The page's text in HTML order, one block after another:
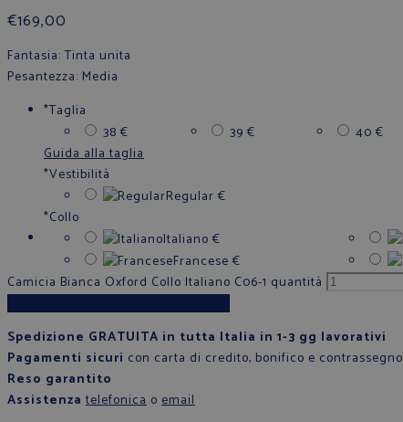
€169,00
Fantasia: Tinta unita
Pesantezza: Media
*Taglia
38 € 39 € 40 €
Guida alla taglia
*Vestibilità
Regular €
*Collo
Italiano €
Francese €
Camicia Bianca Oxford Collo Italiano C06-1 quantità
Spedizione GRATUITA in tutta Italia in 1-3 gg lavorativi
Pagamenti sicuri con carta di credito, bonifico e contrassegno
Reso garantito
Assistenza telefonica o email